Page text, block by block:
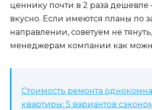
ценнику почти в 2 раза дешевле
вкусно. Если имеются планы по
направлении, советуем не
менеджерам компании как
Стоимость ремонта
квартиры: 5 вариантов